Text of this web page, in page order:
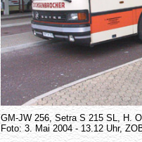
GM-JW 256, Setra S 215 SL, H.
Foto: 3. Mai 2004 - 13.12 Uhr,